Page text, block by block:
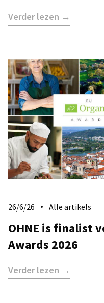
Verder lezen →
26/6/26 Alle artikels
​OHNE is finalist
Awards 2026
Verder lezen →